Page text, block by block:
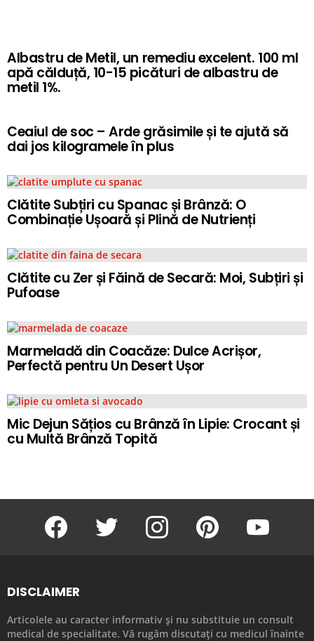
Albastru de Metil, un remediu excelent. 100 ml
apă călduță, 10-15 picături de albastru de
metil 1%.
Ceaiul de soc – Arde grăsimile și te ajută să
dai jos kilogramele în plus
Clătite Subțiri cu Spanac și Brânză: O
Combinație Ușoară și Plină de Nutrienți
Clătite cu Zer și Făină de Secară: Moi, Subțiri și
Pufoase
Marmeladă din Coacăze: Dulce Acrișor,
Perfectă pentru Un Desert Ușor
Mic Dejun Sățios cu Brânză în Lipie: Crocant și
cu Multă Brânză Topită
facebook twitter instagram pinterest youtube
DISCLAIMER
Articolele au caracter informativ și nu substituie un consult
medical de specialitate. Vă rugăm discutați cu medicul înainte